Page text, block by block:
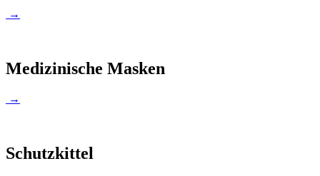
→
Medizinische Masken
→
Schutzkittel